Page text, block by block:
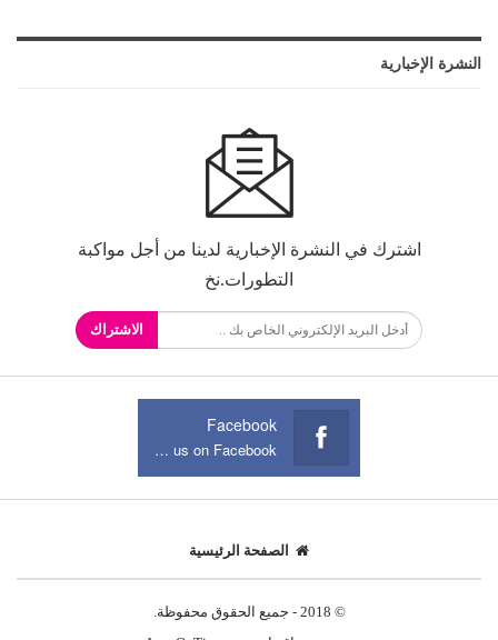
النشرة الإخبارية
اشترك في النشرة الإخبارية لدينا من أجل مواكبة
التطورات.نخ
الاشتراك
Facebook
Join us on Facebook
الصفحة الرئيسية
© 2018 - جميع الحقوق محفوظة.